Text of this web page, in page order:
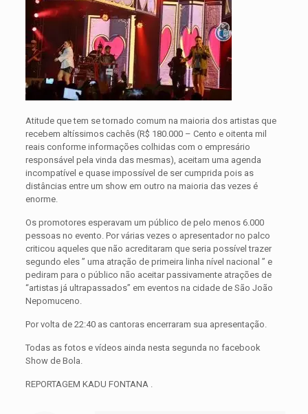
Atitude que tem se tornado comum na maioria dos artistas que
recebem altíssimos cachês (R$ 180.000 – Cento e oitenta mil
reais conforme informações colhidas com o empresário
responsável pela vinda das mesmas), aceitam uma agenda
incompatível e quase impossível de ser cumprida pois as
distâncias entre um show em outro na maioria das vezes é
enorme.
Os promotores esperavam um público de pelo menos 6.000
pessoas no evento. Por várias vezes o apresentador no palco
criticou aqueles que não acreditaram que seria possível trazer
segundo eles ” uma atração de primeira linha nível nacional ” e
pediram para o público não aceitar passivamente atrações de
“artistas já ultrapassados” em eventos na cidade de São João
Nepomuceno.
Por volta de 22:40 as cantoras encerraram sua apresentação.
Todas as fotos e vídeos ainda nesta segunda no facebook
Show de Bola.
REPORTAGEM KADU FONTANA .